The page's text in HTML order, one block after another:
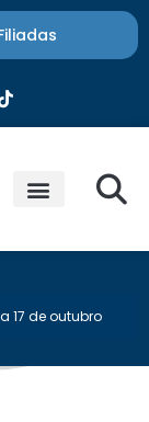
17 de outubro